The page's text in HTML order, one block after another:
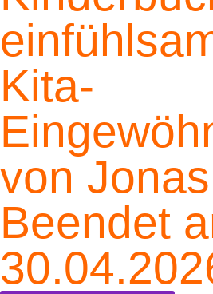
Kita-
von
Beendet